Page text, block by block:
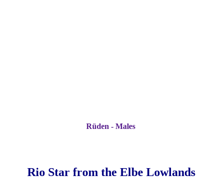
Rüden - Males
Rio Star from the Elbe Lowlands